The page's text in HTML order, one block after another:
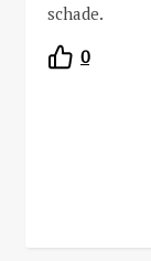
schade.
0